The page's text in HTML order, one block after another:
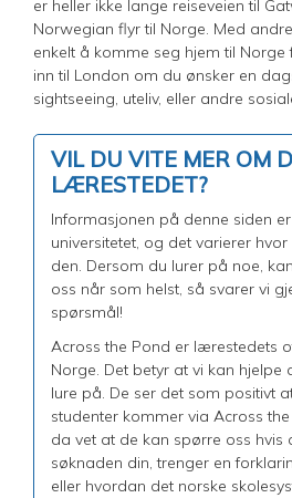
er heller ikke lange reiseveien til
Norwegian flyr til Norge. Med
enkelt å komme seg hjem til Norge
inn til London om du ønsker en
sightseeing, uteliv, eller andre
VIL DU VITE MER OM
LÆRESTEDET?
Informasjonen på denne siden
universitetet, og det varierer
den. Dersom du lurer på noe,
oss når som helst, så svarer vi
spørsmål!
Across the Pond er lærestedets
Norge. Det betyr at vi kan
lure på. De ser det som positivt
studenter kommer via Across
da vet at de kan spørre oss hvis
søknaden din, trenger en
eller hvordan det norske